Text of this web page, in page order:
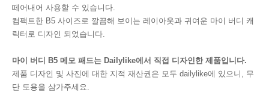
떼어내어 사용할 수 있습니다.
컴팩트한 B5 사이즈로 깔끔해 보이는 레이아웃과 귀여운 마이 버디 캐
릭터로 디자인 되었습니다.
마이 버디 B5 메모 패드는 Dailylike에서 직접 디자인한 제품입니다.
제품 디자인 및 사진에 대한 지적 재산권은 모두 dailylike에 있으니, 무
단 도용을 삼가주세요.